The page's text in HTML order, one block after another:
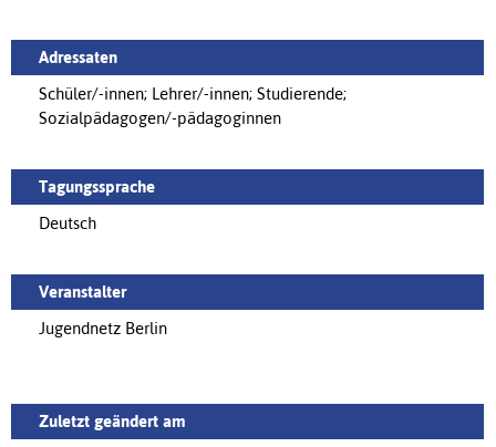
Adressaten
Schüler/-innen; Lehrer/-innen; Studierende;
Sozialpädagogen/-pädagoginnen
Tagungssprache
Deutsch
Veranstalter
Jugendnetz Berlin
Zuletzt geändert am